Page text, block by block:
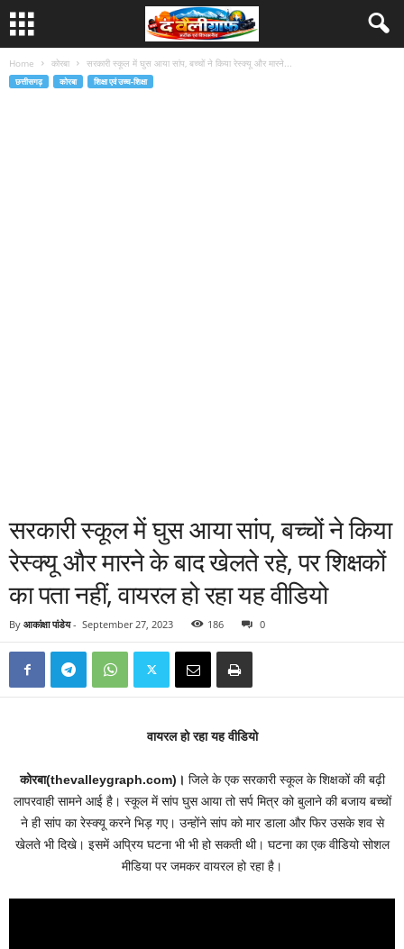
Home कोरबा सरकारी स्कूल में घुस आया सांप, बच्चों ने किया रेस्क्यू और मारने...
छत्तीसगढ़ कोरबा शिक्षा एवं उच्च-शिक्षा
सरकारी स्कूल में घुस आया सांप, बच्चों ने किया
रेस्क्यू और मारने के बाद खेलते रहे, पर शिक्षकों
का पता नहीं, वायरल हो रहा यह वीडियो
By आकांक्षा पांडेय- September 27, 2023 186 0
वायरल हो रहा यह वीडियो
कोरबा(thevalleygraph.com)। जिले के एक सरकारी स्कूल के शिक्षकों की बढ़ी
लापरवाही सामने आई है। स्कूल में सांप घुस आया तो सर्प मित्र को बुलाने की बजाय बच्चों
ने ही सांप का रेस्क्यू करने भिड़ गए। उन्होंने सांप को मार डाला और फिर उसके शव से
खेलते भी दिखे। इसमें अप्रिय घटना भी भी हो सकती थी। घटना का एक वीडियो सोशल
मीडिया पर जमकर वायरल हो रहा है।